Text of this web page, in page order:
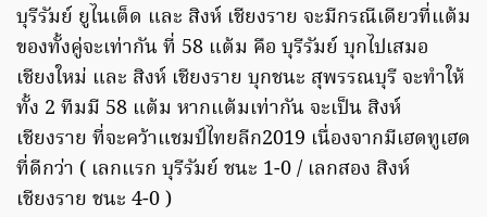
บุรีรัมย์ ยูไนเต็ด และ สิงห์ เชียงราย จะมีกรณีเดียวที่แต้ม
ของทั้งคู่จะเท่ากัน ที่ 58 แต้ม คือ บุรีรัมย์ บุกไปเสมอ
เชียงใหม่ และ สิงห์ เชียงราย บุกชนะ สุพรรณบุรี จะทำให้
ทั้ง 2 ทีมมี 58 แต้ม หากแต้มเท่ากัน จะเป็น สิงห์
เชียงราย ที่จะคว้าแชมป์ไทยลีก2019 เนื่องจากมีเฮดทูเฮด
ที่ดีกว่า ( เลกแรก บุรีรัมย์ ชนะ 1-0 / เลกสอง สิงห์
เชียงราย ชนะ 4-0 )